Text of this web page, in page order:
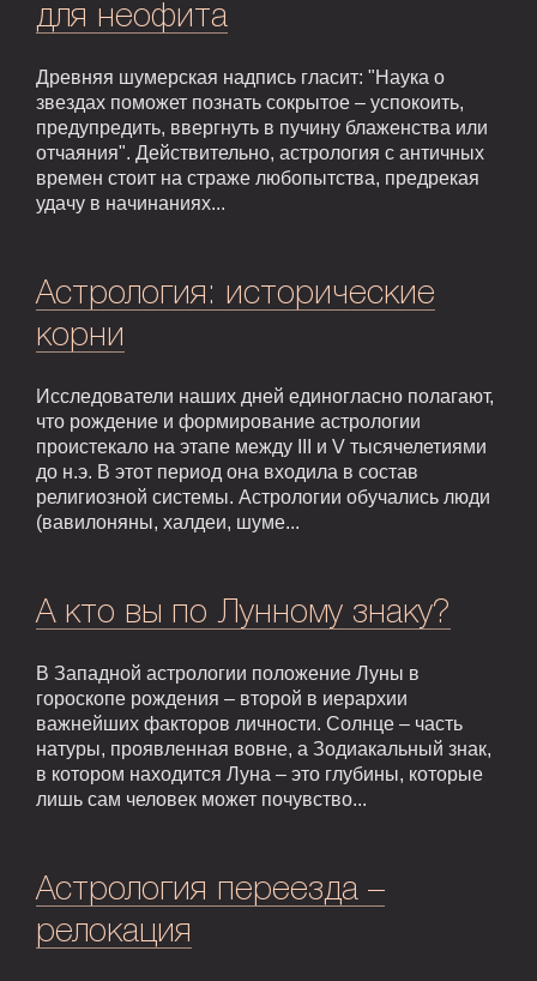
для неофита
Древняя шумерская надпись гласит: "Наука о
звездах поможет познать сокрытое – успокоить,
предупредить, ввергнуть в пучину блаженства или
отчаяния". Действительно, астрология с античных
времен стоит на страже любопытства, предрекая
удачу в начинаниях...
Астрология: исторические
корни
Исследователи наших дней единогласно полагают,
что рождение и формирование астрологии
проистекало на этапе между III и V тысячелетиями
до н.э. В этот период она входила в состав
религиозной системы. Астрологии обучались люди
(вавилоняны, халдеи, шуме...
А кто вы по Лунному знаку?
В Западной астрологии положение Луны в
гороскопе рождения – второй в иерархии
важнейших факторов личности. Солнце – часть
натуры, проявленная вовне, а Зодиакальный знак,
в котором находится Луна – это глубины, которые
лишь сам человек может почувство...
Астрология переезда –
релокация